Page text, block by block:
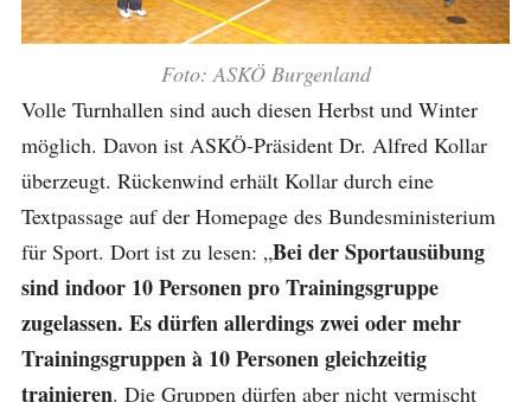
Foto: ASKÖ Burgenland
Volle Turnhallen sind auch diesen Herbst und Winter
möglich. Davon ist ASKÖ-Präsident Dr. Alfred Kollar
überzeugt. Rückenwind erhält Kollar durch eine
Textpassage auf der Homepage des Bundesministerium
für Sport. Dort ist zu lesen: „Bei der Sportausübung
sind indoor 10 Personen pro Trainingsgruppe
zugelassen. Es dürfen allerdings zwei oder mehr
Trainingsgruppen à 10 Personen gleichzeitig
trainieren. Die Gruppen dürfen aber nicht vermischt